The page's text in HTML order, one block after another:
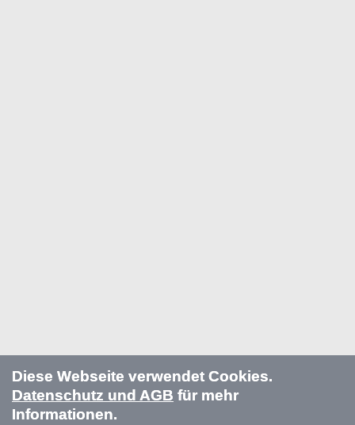
Diese Webseite verwendet Cookies.
Datenschutz und AGB für mehr
Informationen.